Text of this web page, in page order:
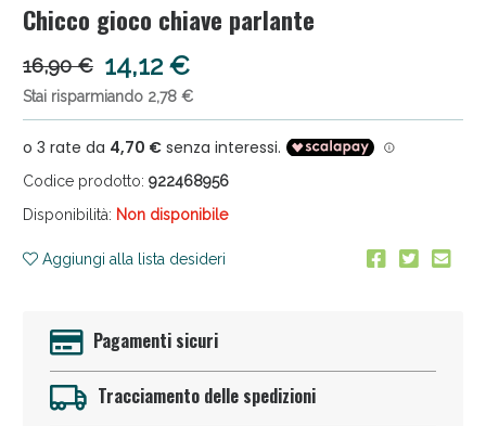
Chicco gioco chiave parlante
16,90 € 14,12 €
Stai risparmiando 2,78 €
Codice prodotto: 922468956
Disponibilità: Non disponibile
Aggiungi alla lista desideri
Pagamenti sicuri
Tracciamento delle spedizioni
Sconto fino al 55% disponibile oggi!